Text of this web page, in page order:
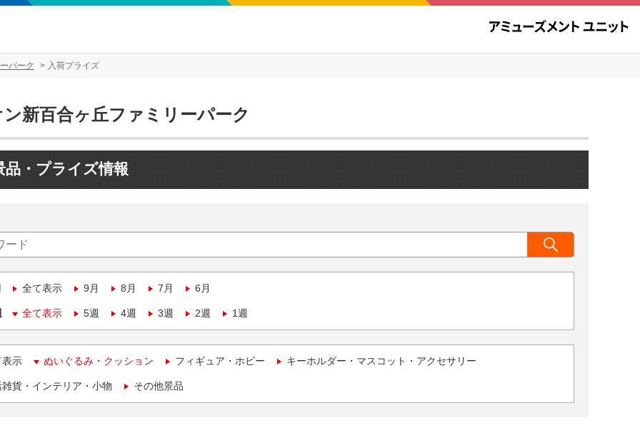
パーク 入荷プライズ
新百合ヶ丘ファミリーパーク
品・プライズ情報
全て表示 9月 8月 7月 6月
全て表示 5週 4週 3週 2週 1週
表示 ぬいぐるみ・クッション フィギュア・ホビー キーホルダー・マスコット・アクセサリー
貨・インテリア・小物 その他景品